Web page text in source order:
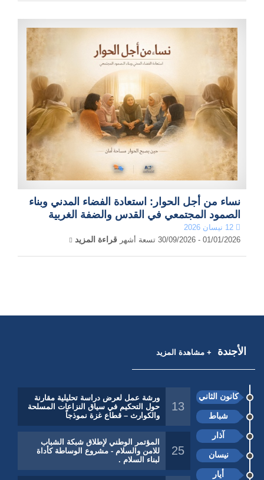
نساء من أجل الحوار: استعادة الفضاء المدني وبناء
الصمود المجتمعي في القدس والضفة الغربية
01/01/2026 - 30/09/2026 تسعة أشهر
قراءة المزيد
الأجندة + مشاهدة المزيد
كانون الثاني
شباط
آذار
نيسان
أيار
13
ورشة عمل لعرض دراسة تحليلية مقارنة
حول التحكيم في سياق النزاعات المسلحة
والكوارث – قطاع غزة نموذجاً
25
المؤتمر الوطني لإطلاق شبكة الشباب
للامن والسلام - مشروع الوساطة كأداة
لبناء السلام .